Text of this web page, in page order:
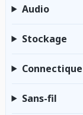
Audio
Stockage
Connectique
Sans-fil